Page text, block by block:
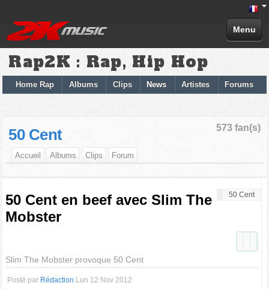
Menu
Rap2K : Rap, Hip Hop
Home Rap Albums Clips News Artistes Forums
573 fan(s)
50 Cent
Accueil Albums Clips Forum
50 Cent
50 Cent en beef avec Slim The
Mobster
Slim The Mobster provoque 50 Cent
Posté par Rédaction Lun 12 Nov 2012